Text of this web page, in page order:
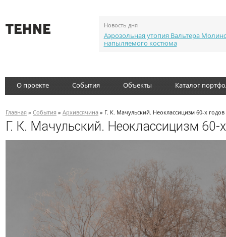
Новость дня
Аэрозольная утопия Вальтера
напыляемого костюма
О проекте События Объекты Каталог
Главная » События » Архивсячина » Г. К. Мачульский. Неоклассицизм 60-х
Г. К. Мачульский. Неоклассицизм